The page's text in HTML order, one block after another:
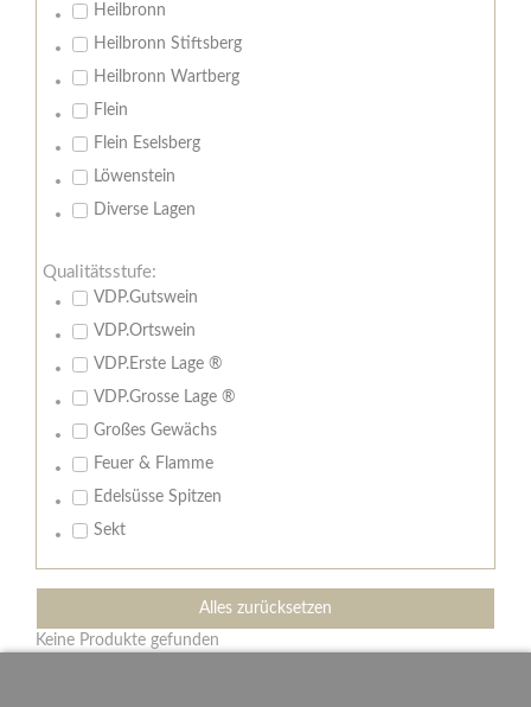
Heilbronn
Heilbronn Stiftsberg
Heilbronn Wartberg
Flein
Flein Eselsberg
Löwenstein
Diverse Lagen
Qualitätsstufe:
VDP.Gutswein
VDP.Ortswein
VDP.Erste Lage ®
VDP.Grosse Lage ®
Großes Gewächs
Feuer & Flamme
Edelsüsse Spitzen
Sekt
Alles zurücksetzen
Keine Produkte gefunden